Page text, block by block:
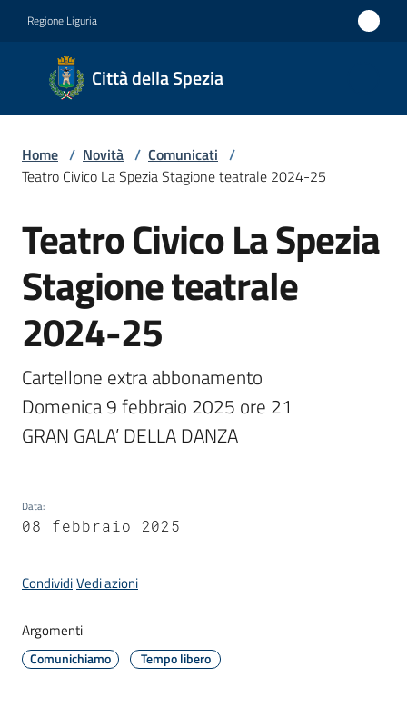
Regione Liguria
Città della Spezia
Città
della
Medaglia
Merito
Civile
Medaglia
d'argento
al Valor
Militare
Novità
Menu selezionato
il
Comune
Home / Novità / Comunicati /
Teatro Civico La Spezia Stagione teatrale 2024-25
Salta al contenuto
Teatro Civico La Spezia
Stagione teatrale
2024-25
Cartellone extra abbonamento
Domenica 9 febbraio 2025 ore 21
GRAN GALA’ DELLA DANZA
Data:
08 febbraio 2025
CondividiVedi azioni
Argomenti
Comunichiamo Tempo libero